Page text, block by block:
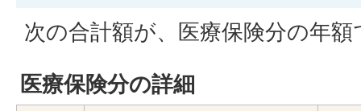
次の合計額が、医療保険分の年額
医療保険分の詳細